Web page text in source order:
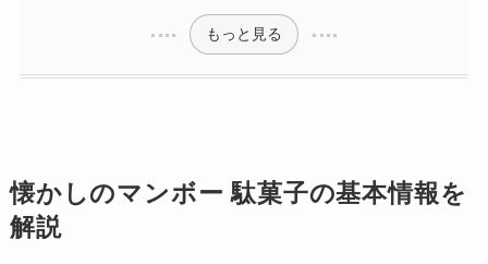
マンボ 駄菓子とニッキ味の関係
ロングフルーツマンボなどの種類
マンボという名前の由来は？
もっと見る
懐かしのマンボー 駄菓子の基本情報を
解説